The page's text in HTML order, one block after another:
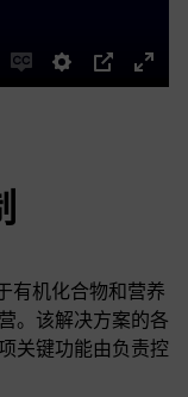
EnableSettings
PIP
Enter
有机化合物和营养
。该解决方案的各
关键功能由负责控